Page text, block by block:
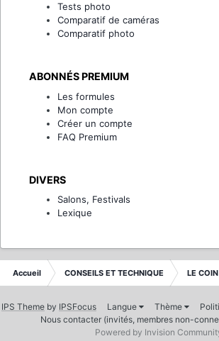
Tests photo
Comparatif de caméras
Comparatif photo
ABONNÉS PREMIUM
Les formules
Mon compte
Créer un compte
FAQ Premium
DIVERS
Salons, Festivals
Lexique
Accueil CONSEILS ET TECHNIQUE LE
IPS Theme by IPSFocus Langue Thème
Nous contacter (invités, membres non-
Powered by Invision